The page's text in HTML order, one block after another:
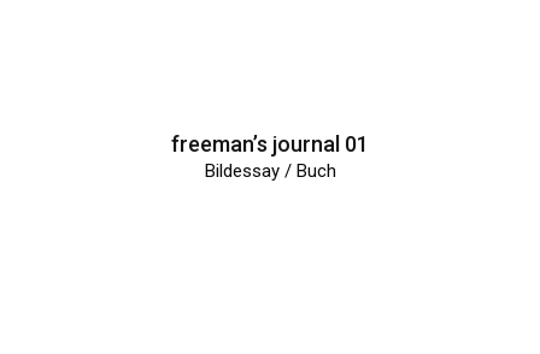
freeman’s journal 01
Bildessay / Buch